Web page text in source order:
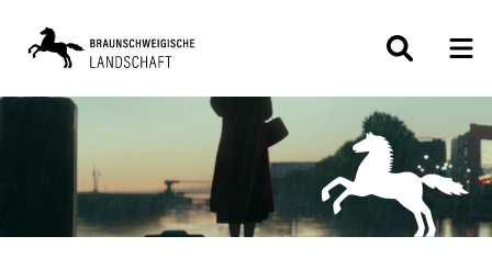
ZUM
INHALT